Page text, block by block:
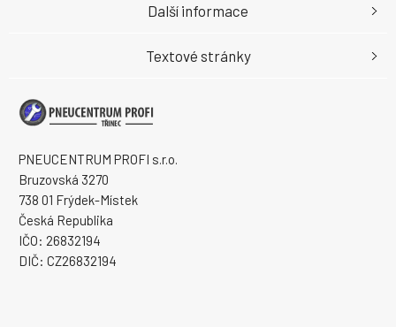
PNEUCENTRUM PROFI s.r.o.
Bruzovská 3270
738 01 Frýdek-Místek
Česká Republika
IČO: 26832194
DIČ: CZ26832194
Další informace
Textové stránky